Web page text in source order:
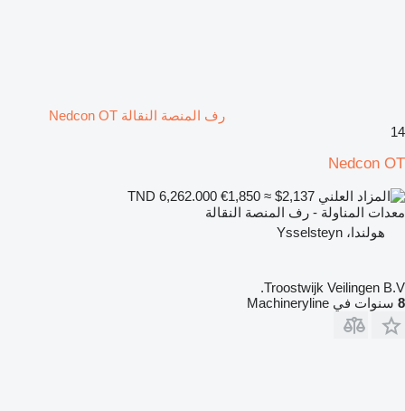
رف المنصة النقالة Nedcon OT
14
Nedcon OT
€1,850 ≈ $2,137
معدات المناولة - رف المنصة النقالة
هولندا، Ysselsteyn
Troostwijk Veilingen B.V.
8 سنوات في Machineryline